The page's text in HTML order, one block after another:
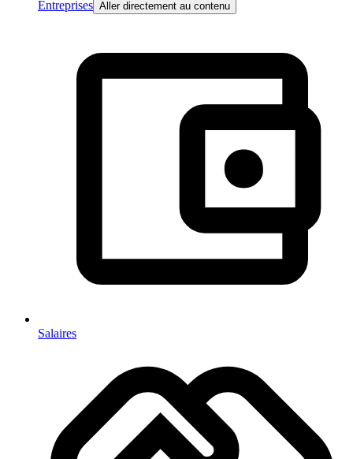
Entreprises Aller directement au contenu
Salaires